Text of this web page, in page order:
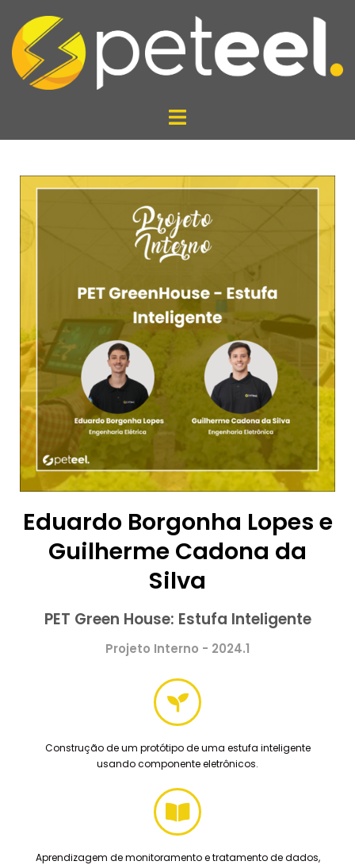
Eduardo Borgonha Lopes e
Guilherme Cadona da
Silva
PET Green House: Estufa Inteligente
Projeto Interno - 2024.1
Construção de um protótipo de uma estufa inteligente
usando componente eletrônicos.
Aprendizagem de monitoramento e tratamento de dados,